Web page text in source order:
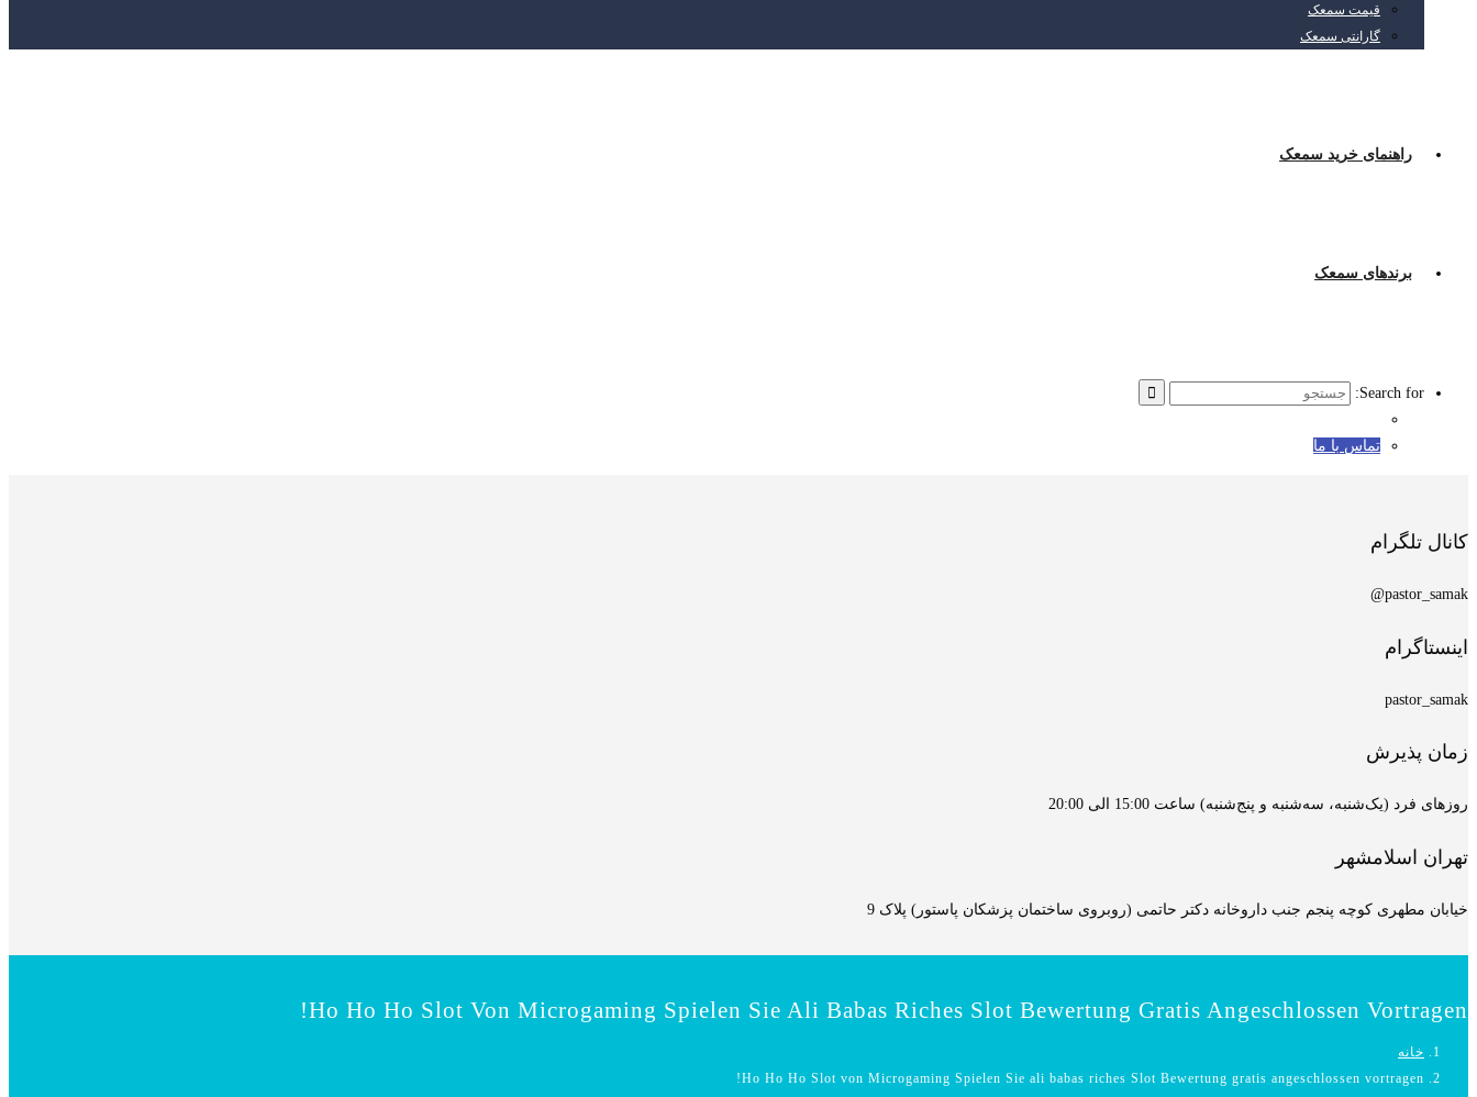
قیمت سمعک
گارانتی سمعک
راهنمای خرید سمعک
برندهای سمعک
Search for:
تماس با ما
کانال تلگرام
pastor_samak@
اینستاگرام
pastor_samak
زمان پذیرش
روزهای فرد (یک‌شنبه، سه‌شنبه و پنج‌شنبه) ساعت 15:00 الی 20:00
تهران اسلامشهر
خیابان مطهری کوچه پنجم جنب داروخانه دکتر حاتمی (روبروی ساختمان پزشکان پاستور) پلاک 9
Ho Ho Ho Slot Von Microgaming Spielen Sie Ali Babas Riches Slot Bewertung Gratis Angeschlossen Vortragen!
خانه
Ho Ho Ho Slot von Microgaming Spielen Sie ali babas riches Slot Bewertung gratis angeschlossen vortragen!